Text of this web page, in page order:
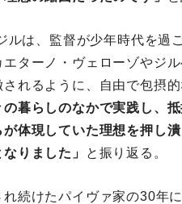
ルは、監督が少年時代を過
ターノ・ヴェローゾやジ
れるように、⾃由で包摂
暮らしのなかで実践し、
体現していた理想を押し
りました」
と振り返る。
続けたパイヴァ家の30年